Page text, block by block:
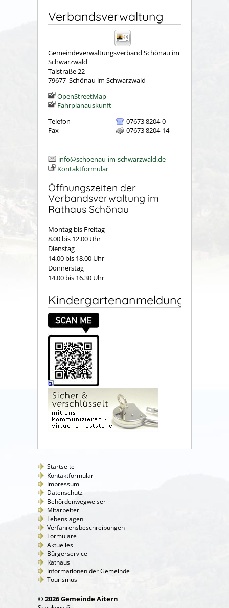
Verbandsverwaltung
Gemeindeverwaltungsverband Schönau im
Schwarzwald
Talstraße 22
79677 Schönau im Schwarzwald
OpenStreetMap
Fahrplanauskunft
Telefon
07673 8204-0
Fax
07673 8204-14
info@schoenau-im-schwarzwald.de
Kontaktformular
Öffnungszeiten der
Verbandsverwaltung im
Rathaus Schönau
Montag bis Freitag
8.00 bis 12.00 Uhr
Dienstag
14.00 bis 18.00 Uhr
Donnerstag
14.00 bis 16.30 Uhr
Kindergartenanmeldung
Startseite
Kontaktformular
Impressum
Datenschutz
Behördenwegweiser
Mitarbeiter
Lebenslagen
Verfahrensbeschreibungen
Formulare
Aktuelles
Bürgerservice
Rathaus
Informationen der Gemeinde
Tourismus
© 2026 Gemeinde Aitern